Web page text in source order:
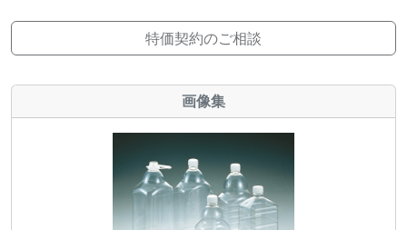
特価契約のご相談
画像集